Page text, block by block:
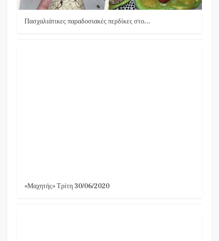
Πασχαλιάτικες παραδοσιακές περδίκες στο…
«Μαχητής» Τρίτη 30/06/2020